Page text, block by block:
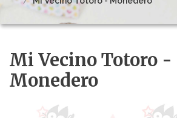
Mi Vecino Totoro -
Monedero